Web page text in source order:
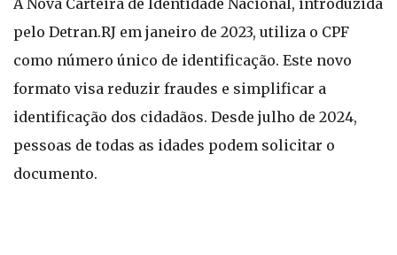
A Nova Carteira de Identidade Nacional, introduzida
pelo Detran.RJ em janeiro de 2023, utiliza o CPF
como número único de identificação. Este novo
formato visa reduzir fraudes e simplificar a
identificação dos cidadãos. Desde julho de 2024,
pessoas de todas as idades podem solicitar o
documento.